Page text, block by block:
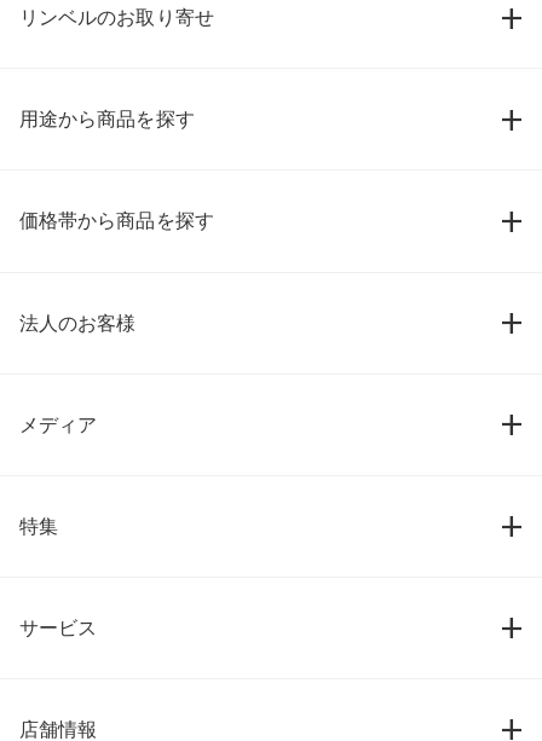
リンベルのお取り寄せ
用途から商品を探す
価格帯から商品を探す
法人のお客様
メディア
特集
サービス
店舗情報